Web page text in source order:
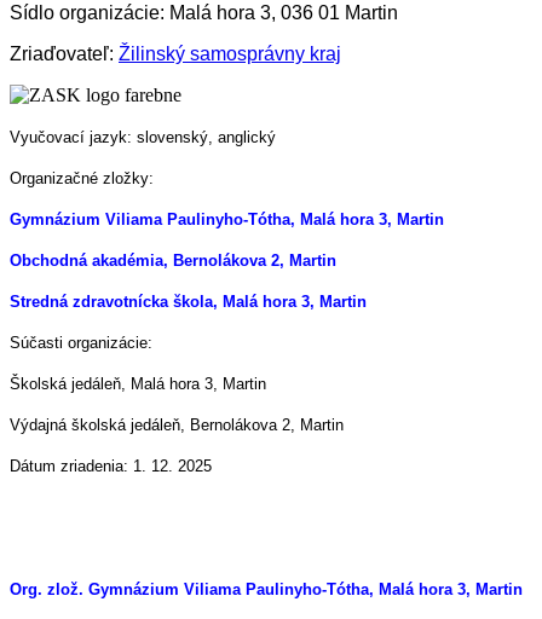
Sídlo organizácie: Malá hora 3, 036 01 Martin
Zriaďovateľ: Žilinský samosprávny kraj
Vyučovací jazyk: slovenský, anglický
Organizačné zložky:
Gymnázium Viliama Paulinyho-Tótha, Malá hora 3, Martin
Obchodná akadémia, Bernolákova 2, Martin
Stredná zdravotnícka škola, Malá hora 3, Martin
Súčasti organizácie:
Školská jedáleň, Malá hora 3, Martin
Výdajná školská jedáleň, Bernolákova 2, Martin
Dátum zriadenia: 1. 12. 2025
Org. zlož. Gymnázium Viliama Paulinyho-Tótha, Malá hora 3, Martin